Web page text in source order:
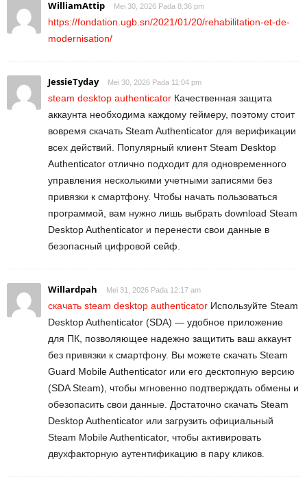
WilliamAttip Mei 30, 2026 Pada 8:36 pm
https://fondation.ugb.sn/2021/01/20/rehabilitation-et-de-
modernisation/
JessieTyday Mei 30, 2026 Pada 11:04 pm
steam desktop authenticator Качественная защита
аккаунта необходима каждому геймеру, поэтому стоит
вовремя скачать Steam Authenticator для верификации
всех действий. Популярный клиент Steam Desktop
Authenticator отлично подходит для одновременного
управления несколькими учетными записями без
привязки к смартфону. Чтобы начать пользоваться
программой, вам нужно лишь выбрать download Steam
Desktop Authenticator и перенести свои данные в
безопасный цифровой сейф.
Willardpah Mei 31, 2026 Pada 12:17 am
скачать steam desktop authenticator Используйте Steam
Desktop Authenticator (SDA) — удобное приложение
для ПК, позволяющее надежно защитить ваш аккаунт
без привязки к смартфону. Вы можете скачать Steam
Guard Mobile Authenticator или его десктопную версию
(SDA Steam), чтобы мгновенно подтверждать обмены и
обезопасить свои данные. Достаточно скачать Steam
Desktop Authenticator или загрузить официальный
Steam Mobile Authenticator, чтобы активировать
двухфакторную аутентификацию в пару кликов.